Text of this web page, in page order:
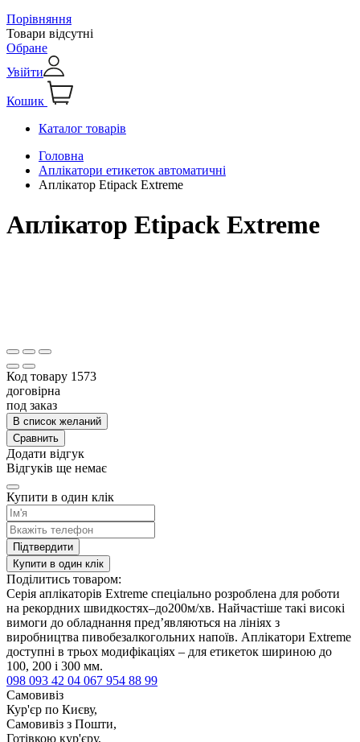
Порівняння
Товари відсутні
Обране
Увійти
Кошик
Каталог товарів
Головна
Аплікатори етикеток автоматичні
Аплікатор Etipack Extreme
Аплікатор Etipack Extreme
Код товару 1573
договірна
под заказ
В список желаний
Сравнить
Додати відгук
Відгуків ще немає
Купити в один клік
Підтвердити
Купити в один клік
Поділитись товаром:
Серія аплікаторів Extreme спеціально розроблена для роботи
на рекордних швидкостях–до200м/хв. Найчастіше такі високі
вимоги до обладнання пред’являються на лініях з
виробництва пивобезалкогольних напоїв. Аплікатори Extreme
доступні в трьох модифікаціях – для етикеток шириною до
100, 200 і 300 мм.
098 093 42 04 067 954 88 99
Самовивіз
Кур'єр по Києву,
Самовивіз з Пошти,
Готівкою кур'єру,